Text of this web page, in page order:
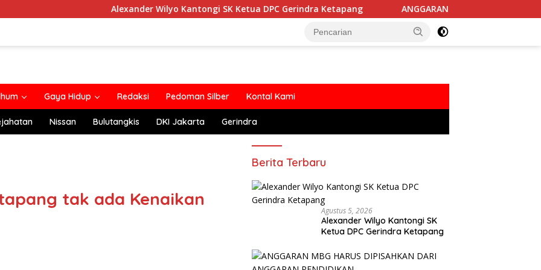
Alexander Wilyo Kantongi SK Ketua DPC Gerindra Ketapang ANGGARAN MBG HARUS DIPISAHKAN DARI
Gaya Hidup Redaksi Pedoman Silber Kontal Kami
Nissan Bulutangkis DKI Jakarta Gerindra
tak ada Kenaikan
Berita Terbaru
Agustus 5, 2026
Alexander Wilyo Kantongi SK
Ketua DPC Gerindra Ketapang